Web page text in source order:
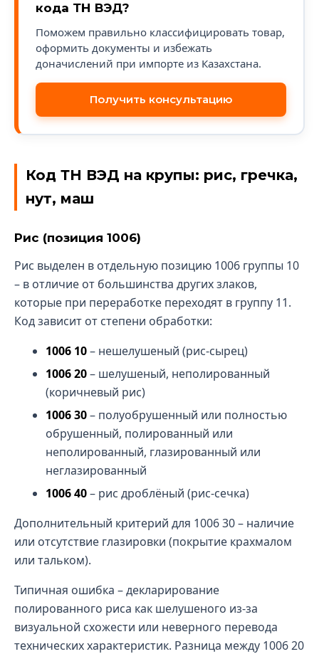
кода ТН ВЭД?
Поможем правильно классифицировать товар,
оформить документы и избежать
доначислений при импорте из Казахстана.
Получить консультацию
Код ТН ВЭД на крупы: рис, гречка,
нут, маш
Рис (позиция 1006)
Рис выделен в отдельную позицию 1006 группы 10
– в отличие от большинства других злаков,
которые при переработке переходят в группу 11.
Код зависит от степени обработки:
1006 10– нешелушеный (рис-сырец)
1006 20– шелушеный, неполированный
(коричневый рис)
1006 30– полуобрушенный или полностью
обрушенный, полированный или
неполированный, глазированный или
неглазированный
1006 40– рис дроблёный (рис-сечка)
Дополнительный критерий для 1006 30 – наличие
или отсутствие глазировки (покрытие крахмалом
или тальком).
Типичная ошибка – декларирование
полированного риса как шелушеного из-за
визуальной схожести или неверного перевода
технических характеристик. Разница между 1006 20